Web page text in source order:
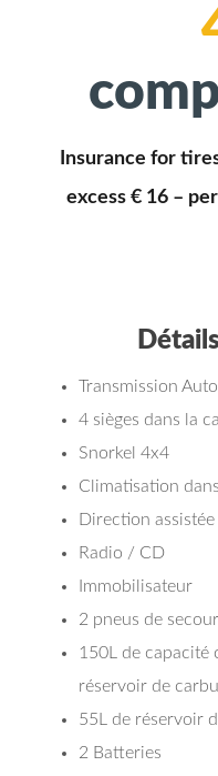
Insurance for
excess € 16 –
Transmission
4 sièges dans la
Snorkel 4x4
Climatisation
Direction assistée
Radio / CD
Immobilisateur
2 pneus de
150L de capacité
réservoir de
55L de réservoir
2 Batteries